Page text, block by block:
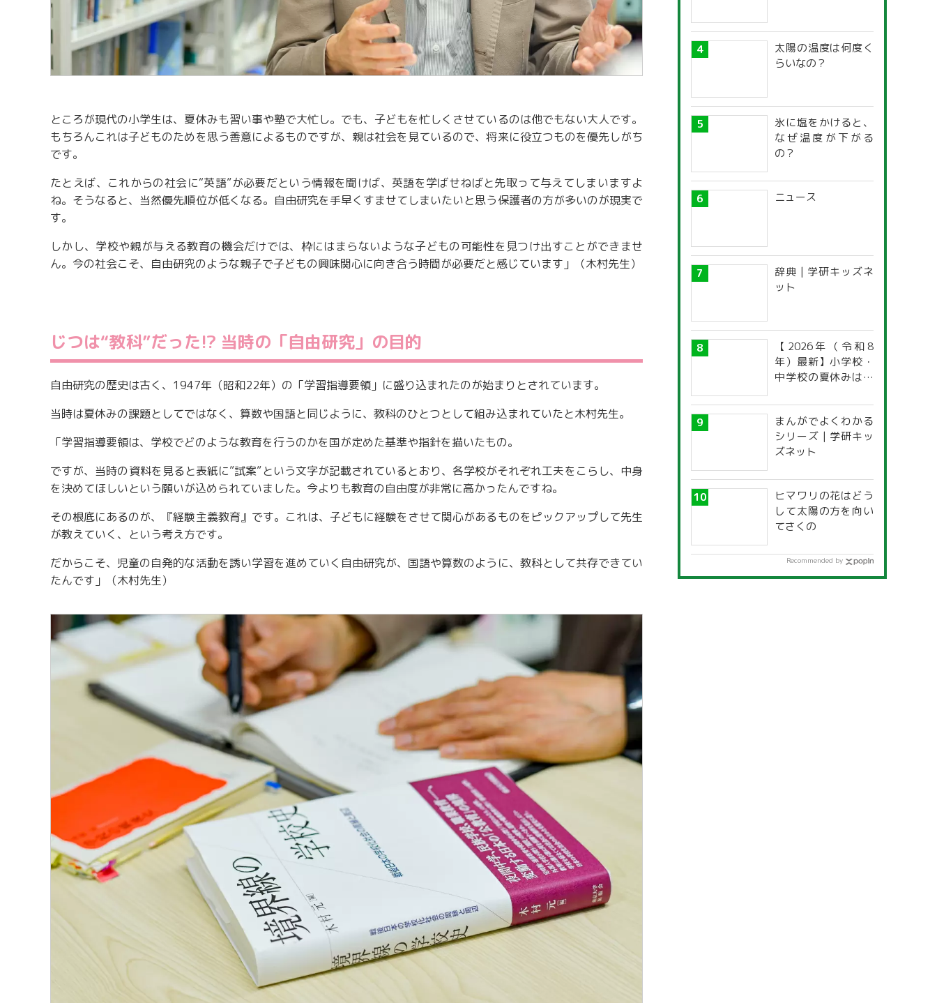
ところが現代の小学生は、夏休みも習い事や塾で大忙し。でも、子どもを忙しくさせているのは他でもない大人です。
もちろんこれは子どものためを思う善意によるものですが、親は社会を見ているので、将来に役立つものを優先しがち
です。
たとえば、これからの社会に“英語”が必要だという情報を聞けば、英語を学ばせねばと先取って与えてしまいますよ
ね。そうなると、当然優先順位が低くなる。自由研究を手早くすませてしまいたいと思う保護者の方が多いのが現実で
す。
しかし、学校や親が与える教育の機会だけでは、枠にはまらないような子どもの可能性を見つけ出すことができませ
ん。今の社会こそ、自由研究のような親子で子どもの興味関心に向き合う時間が必要だと感じています」（木村先生）
じつは“教科”だった!? 当時の「自由研究」の目的
自由研究の歴史は古く、1947年（昭和22年）の「学習指導要領」に盛り込まれたのが始まりとされています。
当時は夏休みの課題としてではなく、算数や国語と同じように、教科のひとつとして組み込まれていたと木村先生。
「学習指導要領は、学校でどのような教育を行うのかを国が定めた基準や指針を描いたもの。
ですが、当時の資料を見ると表紙に”試案”という文字が記載されているとおり、各学校がそれぞれ工夫をこらし、中身
を決めてほしいという願いが込められていました。今よりも教育の自由度が非常に高かったんですね。
その根底にあるのが、『経験主義教育』です。これは、子どもに経験をさせて関心があるものをピックアップして先生
が教えていく、という考え方です。
だからこそ、児童の自発的な活動を誘い学習を進めていく自由研究が、国語や算数のように、教科として共存できてい
たんです」（木村先生）
太陽の温度は何度く
らいなの？
氷に塩をかけると、
なぜ温度が下がる
の？
ニュース
辞典 | 学研キッズネ
ット
【2026年（令和8
年）最新】小学校・
中学校の夏休みはい
道府県別「夏季休暇
一覧」
まんがでよくわかる
シリーズ | 学研キッ
ズネット
ヒマワリの花はどう
して太陽の方を向い
てさくの
Recommended by